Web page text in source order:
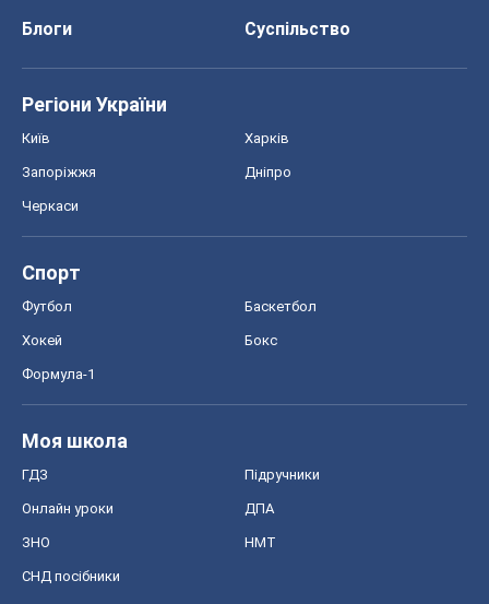
Блоги
Суспільство
Регіони України
Київ Харків
Запоріжжя Дніпро
Черкаси
Спорт
Футбол Баскетбол
Хокей Бокс
Формула-1
Моя школа
ГДЗ Підручники
Онлайн уроки ДПА
ЗНО НМТ
СНД посібники